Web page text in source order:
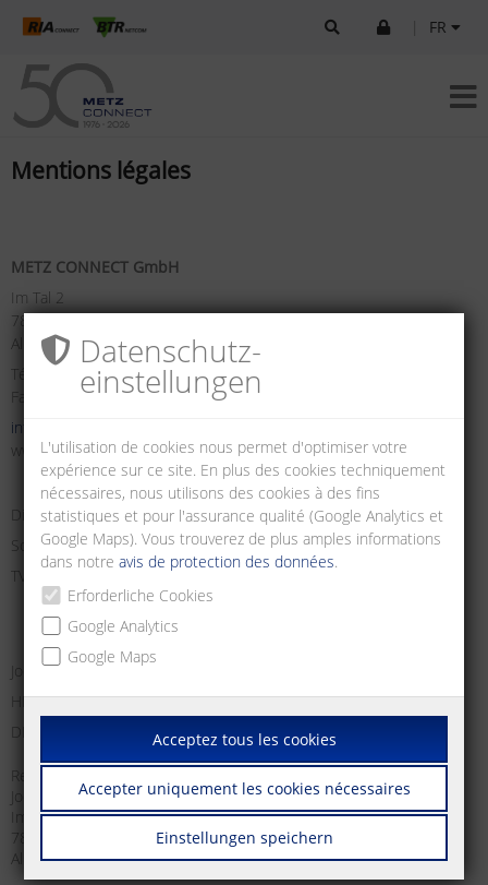
FR
Mentions légales
METZ CONNECT GmbH
Im Tal 2
78176 Blumberg
Allemagne
Tél. +49 7702 533-0
Fax +49 7702 533-433
info(at)metz-connect.com
www.metz-connect.com
Directeur :
Société enregistrées à Freiburg i. Br.
TVA intracommunautaire :
Jochen Metz, Christian Metz, Dirk Schallock
HRB 611606
Jochen Metz
Im Tal 2
78176 Blumberg
Allemagne
Datenschutz­
einstellungen
L'utilisation de cookies nous permet d'optimiser votre
expérience sur ce site. En plus des cookies techniquement
nécessaires, nous utilisons des cookies à des fins
statistiques et pour l'assurance qualité (Google Analytics et
Google Maps). Vous trouverez de plus amples informations
dans notreavis de protection des données.
Erforderliche Cookies
Google Analytics
Google Maps
Acceptez tous les cookies
Accepter uniquement les cookies nécessaires
Einstellungen speichern